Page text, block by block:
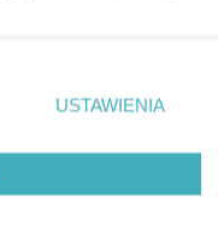
rogu strony
nie wymagają
sprzeciwić się
miały
USTAWIENIA